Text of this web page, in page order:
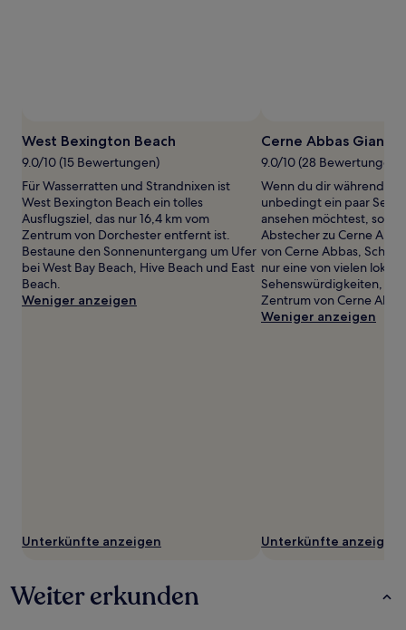
Es
zusätzliche
Bedingungen
gelten.
Foto
von
Nikolay
Dimitrov
West Bexington Beach
9.0/10 (15 Bewertungen)
Für Wasserratten und Strandnixen ist
West Bexington Beach ein tolles
Ausflugsziel, das nur 16,4 km vom
Zentrum von Dorchester entfernt ist.
Bestaune den Sonnenuntergang um Ufer
bei West Bay Beach, Hive Beach und East
Beach.
Weniger anzeigen
Unterkünfte anzeigen
Cerne Abbas Giant
9.0/10 (28 Bewertungen)
Wenn du dir während
unbedingt ein paar
ansehen möchtest,
Abstecher zu Cerne
von Cerne Abbas,
nur eine von vielen
Sehenswürdigkeiten, 0,6
Zentrum von Cerne
Weniger anzeigen
Unterkünfte anzeigen
Weiter erkunden